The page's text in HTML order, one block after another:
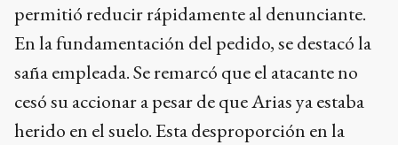
permitió reducir rápidamente al denunciante.
En la fundamentación del pedido, se destacó la
saña empleada. Se remarcó que el atacante no
cesó su accionar a pesar de que Arias ya estaba
herido en el suelo. Esta desproporción en la